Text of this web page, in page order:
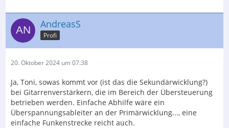
AndreasS
Profi
20. Oktober 2024 um 07:38
Ja, Toni, sowas kommt vor (ist das die Sekundärwicklung?)
bei Gitarrenverstärkern, die im Bereich der Übersteuerung
betrieben werden. Einfache Abhilfe wäre ein
Überspannungsableiter an der Primärwicklung..., eine
einfache Funkenstrecke reicht auch.